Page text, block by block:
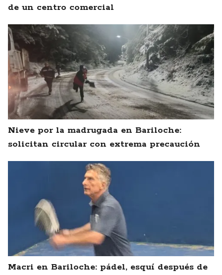
de un centro comercial
Nieve por la madrugada en Bariloche:
solicitan circular con extrema precaución
Macri en Bariloche: pádel, esquí después de